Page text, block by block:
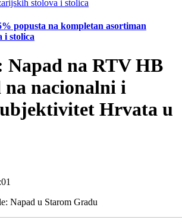
popusta na kompletan asortiman
i stolica
Napad na RTV HB
na nacionalni i
Hrvata u
Napad u Starom Gradu